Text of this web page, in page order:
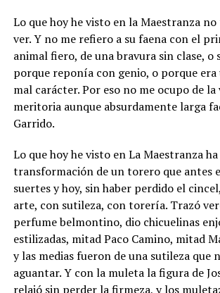
Lo que hoy he visto en la Maestranza
ver. Y no me refiero a su faena con el
animal fiero, de una bravura sin clase, o
porque reponía con genio, o porque
mal carácter. Por eso no me ocupo de la
meritoria aunque absurdamente larga
Garrido.
Lo que hoy he visto en La Maestranza
transformación de un torero que antes
suertes y hoy, sin haber perdido el
arte, con sutileza, con torería. Trazó
perfume belmontino, dio chicuelinas
estilizadas, mitad Paco Camino, mitad
y las medias fueron de una sutileza que
aguantar. Y con la muleta la figura de
relajó sin perder la firmeza, y los